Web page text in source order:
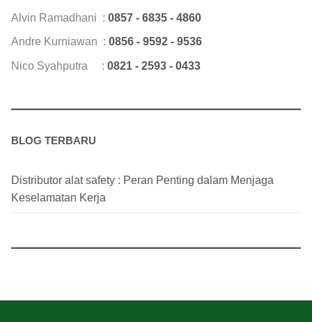
Alvin Ramadhani : 0857 - 6835 - 4860
Andre Kurniawan : 0856 - 9592 - 9536
Nico Syahputra : 0821 - 2593 - 0433
BLOG TERBARU
Distributor alat safety : Peran Penting dalam Menjaga
Keselamatan Kerja